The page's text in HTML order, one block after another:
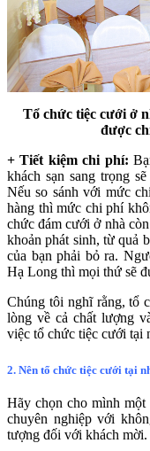
Tổ chức tiệc cưới ở
được
+ Tiết kiệm chi phí:
khách sạn sang trọng
Nếu so sánh với mức
hàng thì mức chi phí
chức đám cưới ở nhà
khoản phát sinh, từ quả
của bạn phải bỏ ra.
Hạ Long thì mọi thứ sẽ
Chúng tôi nghĩ rằng, tổ
lòng về cả chất lượng
việc tổ chức tiệc cưới tại
2. Nên tổ chức tiệc cưới tại
Hãy chọn cho mình một
chuyên nghiệp với
tượng đối với khách mời.